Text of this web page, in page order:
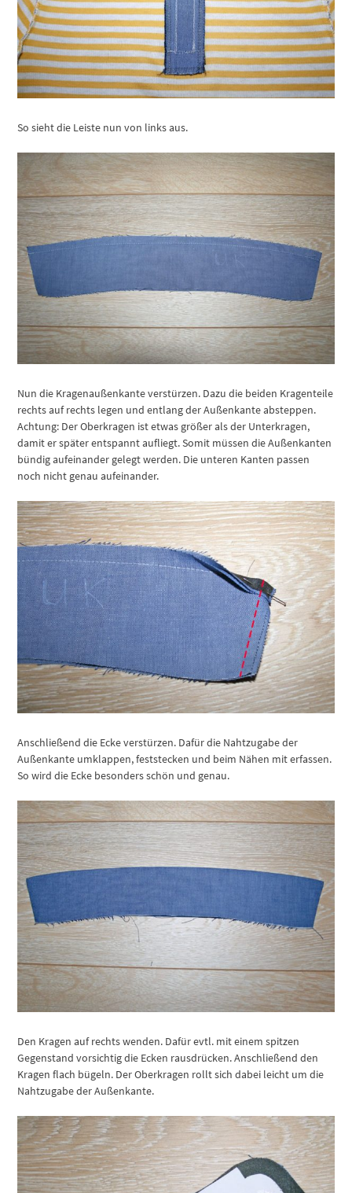
So sieht die Leiste nun von links aus.
Nun die Kragenaußenkante verstürzen. Dazu die beiden Kragenteile
rechts auf rechts legen und entlang der Außenkante absteppen.
Achtung: Der Oberkragen ist etwas größer als der Unterkragen,
damit er später entspannt aufliegt. Somit müssen die Außenkanten
bündig aufeinander gelegt werden. Die unteren Kanten passen
noch nicht genau aufeinander.
Anschließend die Ecke verstürzen. Dafür die Nahtzugabe der
Außenkante umklappen, feststecken und beim Nähen mit erfassen.
So wird die Ecke besonders schön und genau.
Den Kragen auf rechts wenden. Dafür evtl. mit einem spitzen
Gegenstand vorsichtig die Ecken rausdrücken. Anschließend den
Kragen flach bügeln. Der Oberkragen rollt sich dabei leicht um die
Nahtzugabe der Außenkante.